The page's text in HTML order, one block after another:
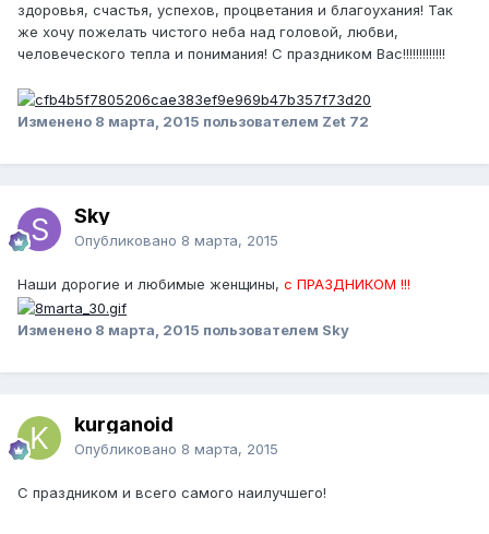
здоровья, счастья, успехов, процветания и благоухания! Так
же хочу пожелать чистого неба над головой, любви,
человеческого тепла и понимания! С праздником Вас!!!!!!!!!!!!!
Изменено 8 марта, 2015 пользователем Zet 72
Sky
Опубликовано 8 марта, 2015
Наши дорогие и любимые женщины, с ПРАЗДНИКОМ !!!
Изменено 8 марта, 2015 пользователем Sky
kurganoid
Опубликовано 8 марта, 2015
С праздником и всего самого наилучшего!